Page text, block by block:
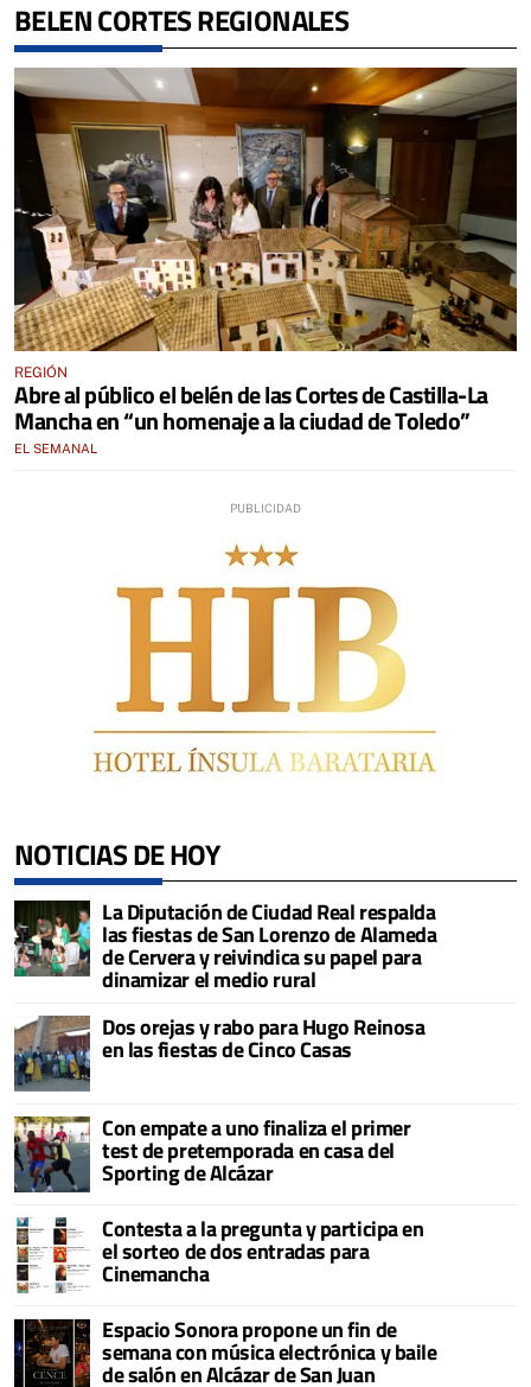
BELEN CORTES REGIONALES
REGIÓN
Abre al público el belén de las Cortes de Castilla-La
Mancha en “un homenaje a la ciudad de Toledo”
EL SEMANAL
NOTICIAS DE HOY
La Diputación de Ciudad Real respalda
las fiestas de San Lorenzo de Alameda
de Cervera y reivindica su papel para
dinamizar el medio rural
Dos orejas y rabo para Hugo Reinosa
en las fiestas de Cinco Casas
Con empate a uno finaliza el primer
test de pretemporada en casa del
Sporting de Alcázar
Contesta a la pregunta y participa en
el sorteo de dos entradas para
Cinemancha
Espacio Sonora propone un fin de
semana con música electrónica y baile
de salón en Alcázar de San Juan